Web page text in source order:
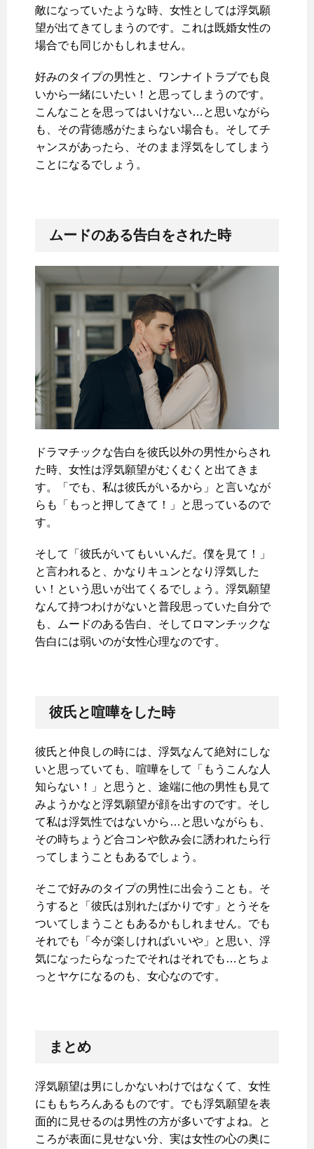
敵になっていたような時、女性としては浮気願
望が出てきてしまうのです。これは既婚女性の
場合でも同じかもしれません。
好みのタイプの男性と、ワンナイトラブでも良
いから一緒にいたい！と思ってしまうのです。
こんなことを思ってはいけない…と思いながら
も、その背徳感がたまらない場合も。そしてチ
ャンスがあったら、そのまま浮気をしてしまう
ことになるでしょう。
ムードのある告白をされた時
ドラマチックな告白を彼氏以外の男性からされ
た時、女性は浮気願望がむくむくと出てきま
す。「でも、私は彼氏がいるから」と言いなが
らも「もっと押してきて！」と思っているので
す。
そして「彼氏がいてもいいんだ。僕を見て！」
と言われると、かなりキュンとなり浮気した
い！という思いが出てくるでしょう。浮気願望
なんて持つわけがないと普段思っていた自分で
も、ムードのある告白、そしてロマンチックな
告白には弱いのが女性心理なのです。
彼氏と喧嘩をした時
彼氏と仲良しの時には、浮気なんて絶対にしな
いと思っていても、喧嘩をして「もうこんな人
知らない！」と思うと、途端に他の男性も見て
みようかなと浮気願望が顔を出すのです。そし
て私は浮気性ではないから…と思いながらも、
その時ちょうど合コンや飲み会に誘われたら行
ってしまうこともあるでしょう。
そこで好みのタイプの男性に出会うことも。そ
うすると「彼氏は別れたばかりです」とうそを
ついてしまうこともあるかもしれません。でも
それでも「今が楽しければいいや」と思い、浮
気になったらなったでそれはそれでも…とちょ
っとヤケになるのも、女心なのです。
まとめ
浮気願望は男にしかないわけではなくて、女性
にももちろんあるものです。でも浮気願望を表
面的に見せるのは男性の方が多いですよね。と
ころが表面に見せない分、実は女性の心の奥に